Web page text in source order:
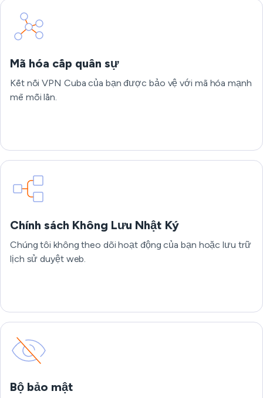
Mã hóa cấp quân sự
Kết nối VPN Cuba của bạn được bảo vệ với mã hóa mạnh
mẽ mỗi lần.
Chính sách Không Lưu Nhật Ký
Chúng tôi không theo dõi hoạt động của bạn hoặc lưu trữ
lịch sử duyệt web.
Bộ bảo mật